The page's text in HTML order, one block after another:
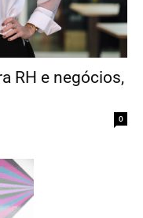
RH e negócios,
0